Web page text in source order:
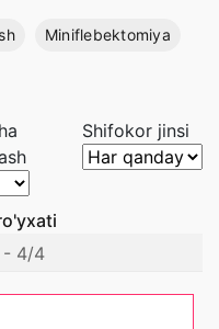
Miniflebektomiya
Shifokor jinsi
- 4/4